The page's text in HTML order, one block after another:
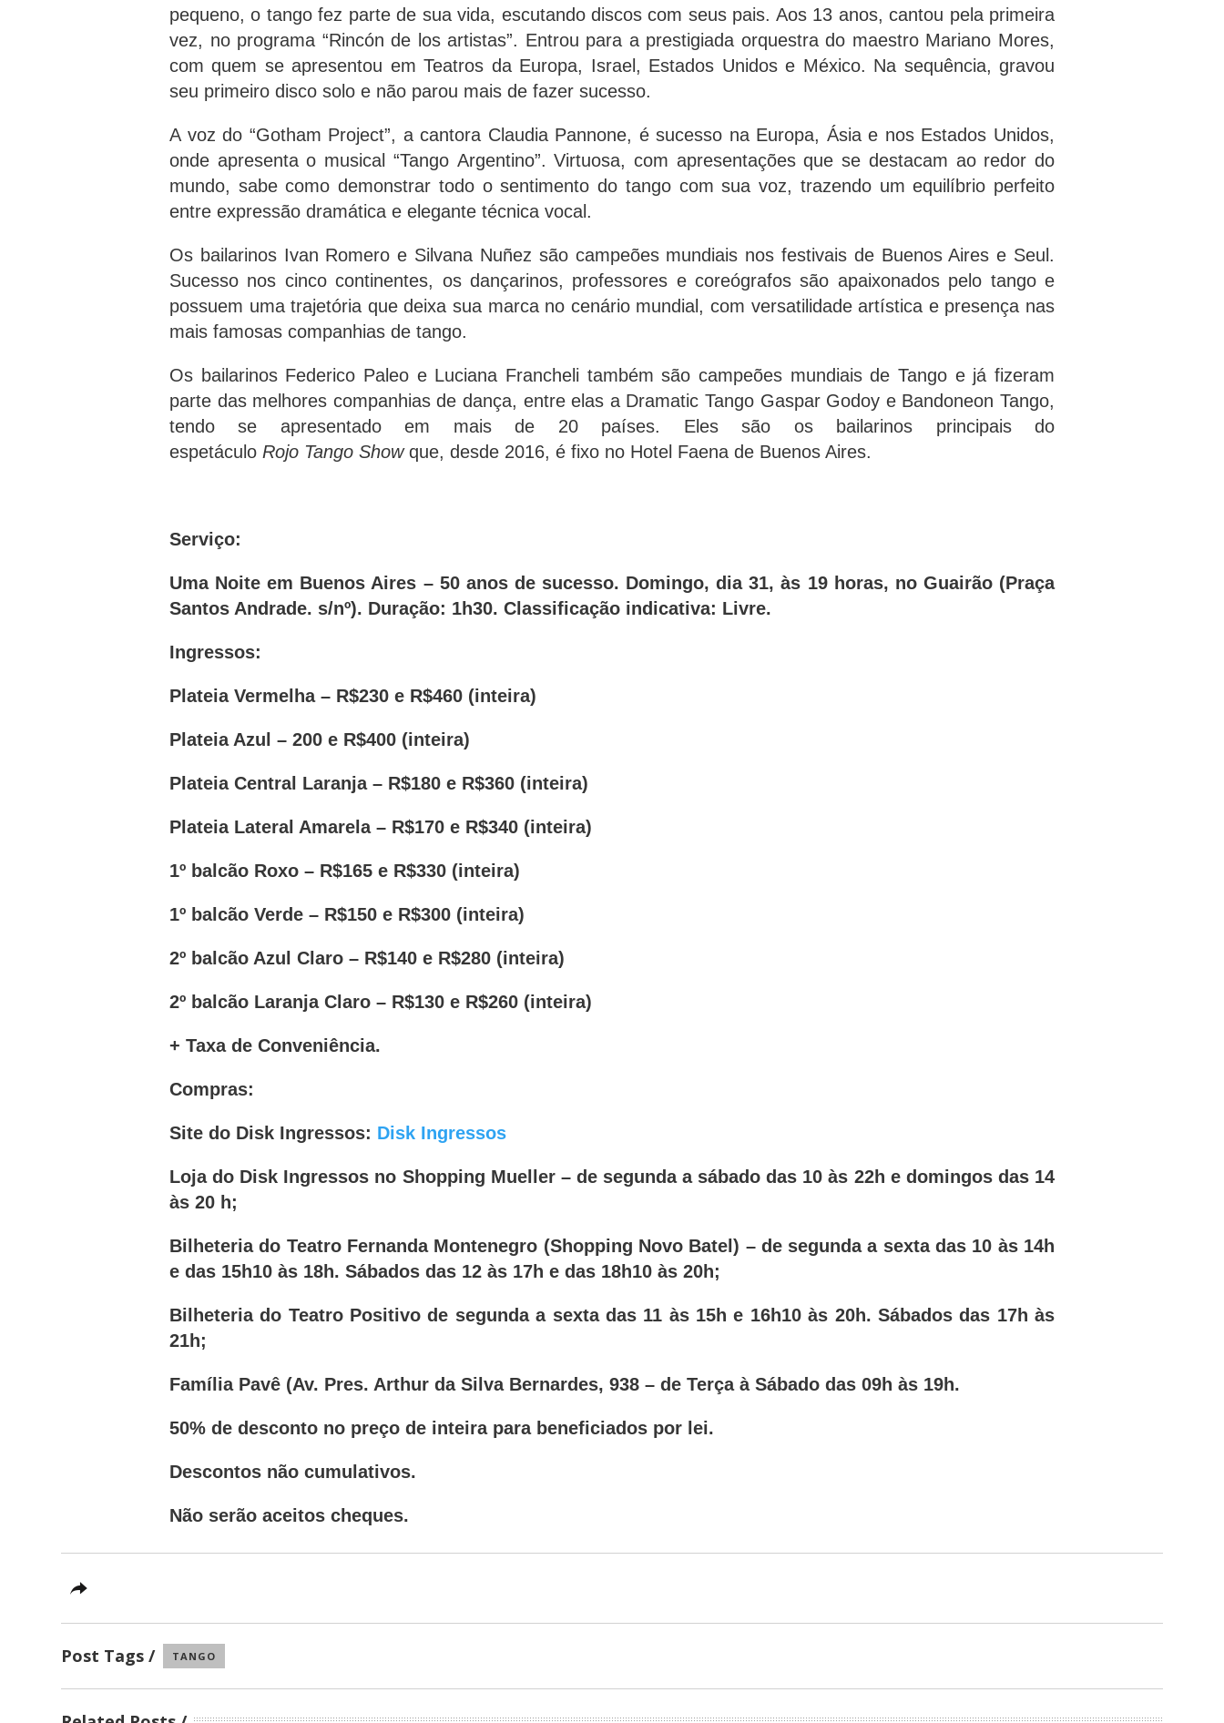
pequeno, o tango fez parte de sua vida, escutando discos com seus pais. Aos 13 anos, cantou pela primeira
vez, no programa “Rincón de los artistas”. Entrou para a prestigiada orquestra do maestro Mariano Mores,
com quem se apresentou em Teatros da Europa, Israel, Estados Unidos e México. Na sequência, gravou
seu primeiro disco solo e não parou mais de fazer sucesso.
A voz do “Gotham Project”, a cantora Claudia Pannone, é sucesso na Europa, Ásia e nos Estados Unidos,
onde apresenta o musical “Tango Argentino”. Virtuosa, com apresentações que se destacam ao redor do
mundo, sabe como demonstrar todo o sentimento do tango com sua voz, trazendo um equilíbrio perfeito
entre expressão dramática e elegante técnica vocal.
Os bailarinos Ivan Romero e Silvana Nuñez são campeões mundiais nos festivais de Buenos Aires e Seul.
Sucesso nos cinco continentes, os dançarinos, professores e coreógrafos são apaixonados pelo tango e
possuem uma trajetória que deixa sua marca no cenário mundial, com versatilidade artística e presença nas
mais famosas companhias de tango.
Os bailarinos Federico Paleo e Luciana Francheli também são campeões mundiais de Tango e já fizeram
parte das melhores companhias de dança, entre elas a Dramatic Tango Gaspar Godoy e Bandoneon Tango,
tendo se apresentado em mais de 20 países. Eles são os bailarinos principais do
espetáculo Rojo Tango Showque, desde 2016, é fixo no Hotel Faena de Buenos Aires.
Serviço:
Uma Noite em Buenos Aires – 50 anos de sucesso. Domingo, dia 31, às 19 horas, no Guairão (Praça
Santos Andrade. s/nº). Duração: 1h30. Classificação indicativa: Livre.
Ingressos:
Plateia Vermelha – R$230 e R$460 (inteira)
Plateia Azul – 200 e R$400 (inteira)
Plateia Central Laranja – R$180 e R$360 (inteira)
Plateia Lateral Amarela – R$170 e R$340 (inteira)
1º balcão Roxo – R$165 e R$330 (inteira)
1º balcão Verde – R$150 e R$300 (inteira)
2º balcão Azul Claro – R$140 e R$280 (inteira)
2º balcão Laranja Claro – R$130 e R$260 (inteira)
+ Taxa de Conveniência.
Compras:
Site do Disk Ingressos: Disk Ingressos
Loja do Disk Ingressos no Shopping Mueller – de segunda a sábado das 10 às 22h e domingos das 14
às 20 h;
Bilheteria do Teatro Fernanda Montenegro (Shopping Novo Batel) – de segunda a sexta das 10 às 14h
e das 15h10 às 18h. Sábados das 12 às 17h e das 18h10 às 20h;
Bilheteria do Teatro Positivo de segunda a sexta das 11 às 15h e 16h10 às 20h. Sábados das 17h às
21h;
Família Pavê (Av. Pres. Arthur da Silva Bernardes, 938 – de Terça à Sábado das 09h às 19h.
50% de desconto no preço de inteira para beneficiados por lei.
Descontos não cumulativos.
Não serão aceitos cheques.
Post Tags TANGO